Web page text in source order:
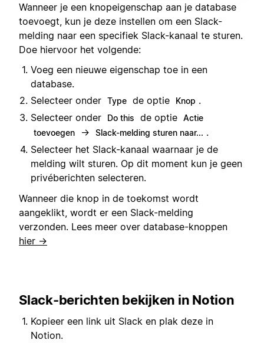
Wanneer je een knopeigenschap aan je database
toevoegt, kun je deze instellen om een Slack-
melding naar een specifiek Slack-kanaal te sturen.
Doe hiervoor het volgende:
Voeg een nieuwe eigenschap toe in een
database.
Selecteer onder Type de optie Knop .
Selecteer onder
Do this de optie Actie
toevoegen
→ Slack-melding sturen naar... .
Selecteer het Slack-kanaal waarnaar je de
melding wilt sturen. Op dit moment kun je geen
privéberichten selecteren.
Wanneer die knop in de toekomst wordt
aangeklikt, wordt er een Slack-melding
verzonden. Lees meer over database-knoppen
hier →
Slack-berichten bekijken in Notion
Kopieer een link uit Slack en plak deze in
Notion.